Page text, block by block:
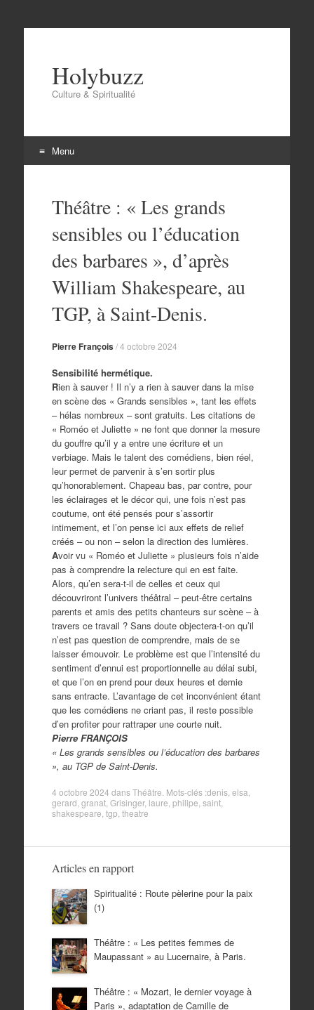
Holybuzz
Culture & Spiritualité
Menu
contenuThéâtre : « Les grands
sensibles ou l’éducation
des barbares », d’après
William Shakespeare, au
TGP, à Saint-Denis.
Pierre François/4 octobre 2024
Sensibilité hermétique.
Rien à sauver ! Il n’y a rien à sauver dans la mise
en scène des « Grands sensibles », tant les effets
– hélas nombreux – sont gratuits. Les citations de
« Roméo et Juliette » ne font que donner la mesure
du gouffre qu’il y a entre une écriture et un
verbiage. Mais le talent des comédiens, bien réel,
leur permet de parvenir à s’en sortir plus
qu’honorablement. Chapeau bas, par contre, pour
les éclairages et le décor qui, une fois n’est pas
coutume, ont été pensés pour s’assortir
intimement, et l’on pense ici aux effets de relief
créés – ou non – selon la direction des lumières.
Avoir vu « Roméo et Juliette » plusieurs fois n’aide
pas à comprendre la relecture qui en est faite.
Alors, qu’en sera-t-il de celles et ceux qui
découvriront l’univers théâtral – peut-être certains
parents et amis des petits chanteurs sur scène – à
travers ce travail ? Sans doute objectera-t-on qu’il
n’est pas question de comprendre, mais de se
laisser émouvoir. Le problème est que l’intensité du
sentiment d’ennui est proportionnelle au délai subi,
et que l’on en prend pour deux heures et demie
sans entracte. L’avantage de cet inconvénient étant
que les comédiens ne criant pas, il reste possible
d’en profiter pour rattraper une courte nuit.
Pierre FRANÇOIS
« Les grands sensibles ou l’éducation des barbares
», au TGP de Saint-Denis.
4 octobre 2024 dansThéâtre . Mots-clés :denis, elsa
gerard granat, Grisinger, laure philipe saint,
shakespeare tgp theatre
Articles en rapport
Spiritualité : Route pèlerine pour la paix
(1)
Théâtre : « Les petites femmes de
Maupassant » au Lucernaire, à Paris.
Théâtre : « Mozart, le dernier voyage à
Paris », adaptation de Camille de